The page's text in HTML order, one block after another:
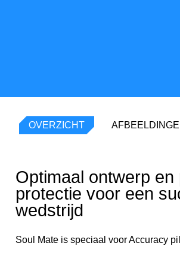
OVERZICHT
Optimaal ontwerp
protectie voor een
wedstrijd
Soul Mate is speciaal voor Accuracy